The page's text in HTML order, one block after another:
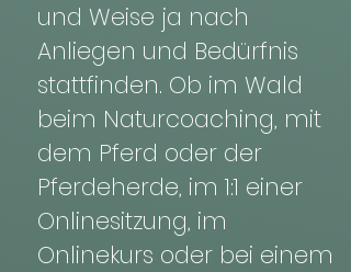
und Weise ja nach
Anliegen und Bedürfnis
stattfinden. Ob im Wald
beim Naturcoaching, mit
dem Pferd oder der
Pferdeherde, im 1:1 einer
Onlinesitzung, im
Onlinekurs oder bei einem